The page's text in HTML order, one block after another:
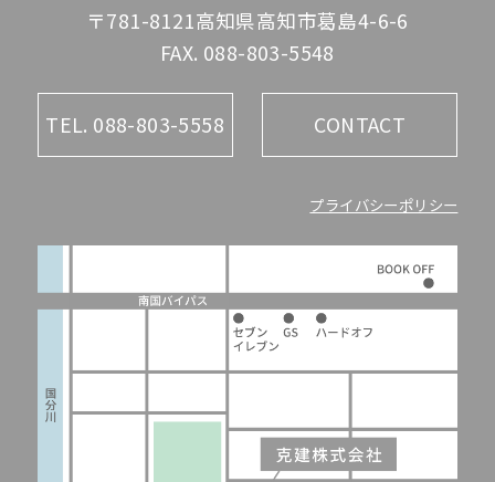
〒781-8121高知県高知市葛島4-6-6
FAX. 088-803-5548
TEL. 088-803-5558 CONTACT
プライバシーポリシー